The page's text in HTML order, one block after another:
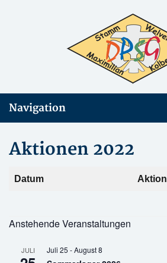
Navigation
Aktionen 2022
Datum Aktion
Anstehende Veranstaltungen
JULI Juli 25 -August 8